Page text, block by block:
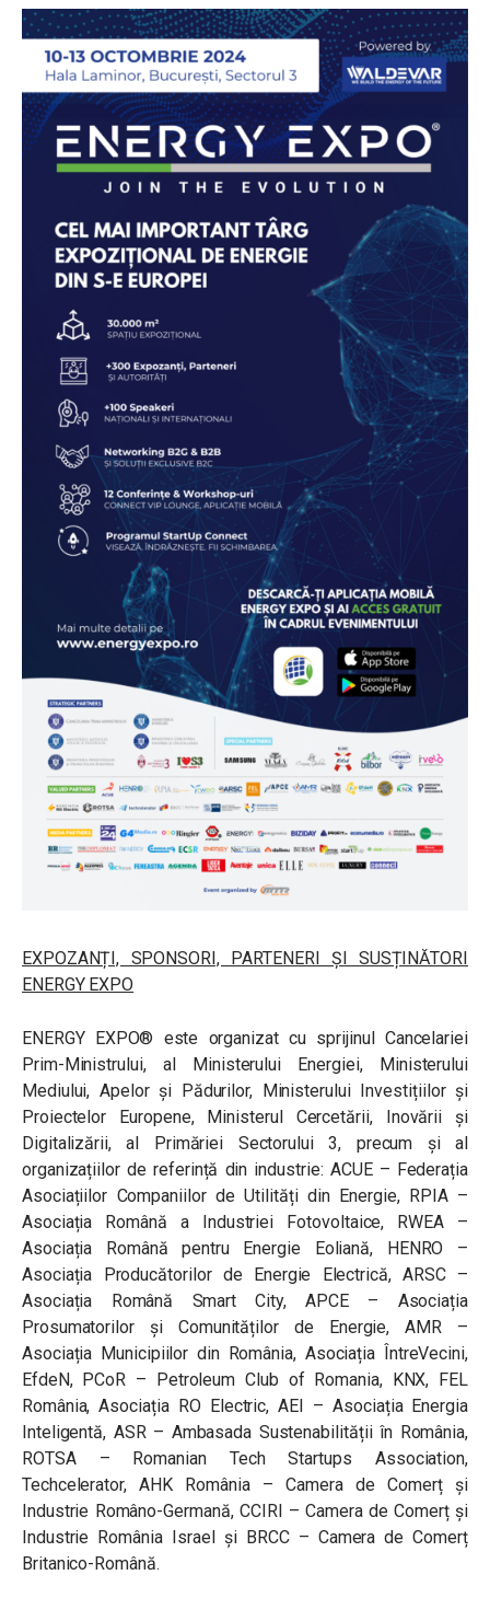
EXPOZANȚI, SPONSORI, PARTENERI ȘI SUSȚINĂTORI
ENERGY EXPO
ENERGY EXPO®️ este organizat cu sprijinul Cancelariei
Prim-Ministrului, al Ministerului Energiei, Ministerului
Mediului, Apelor și Pădurilor, Ministerului Investițiilor și
Proiectelor Europene, Ministerul Cercetării, Inovării și
Digitalizării, al Primăriei Sectorului 3, precum și al
organizațiilor de referință din industrie: ACUE – Federația
Asociațiilor Companiilor de Utilități din Energie, RPIA –
Asociația Română a Industriei Fotovoltaice, RWEA –
Asociația Română pentru Energie Eoliană, HENRO –
Asociația Producătorilor de Energie Electrică, ARSC –
Asociația Română Smart City, APCE – Asociația
Prosumatorilor și Comunităților de Energie, AMR –
Asociația Municipiilor din România, Asociația ÎntreVecini,
EfdeN, PCoR – Petroleum Club of Romania, KNX, FEL
România, Asociația RO Electric, AEI – Asociația Energia
Inteligentă, ASR – Ambasada Sustenabilității în România,
ROTSA – Romanian Tech Startups Association,
Techcelerator, AHK România – Camera de Comerț și
Industrie Româno-Germană, CCIRI – Camera de Comerț și
Industrie România Israel și BRCC – Camera de Comerț
Britanico-Română.